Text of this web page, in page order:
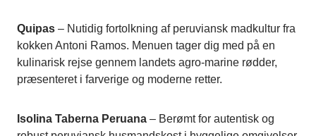
Quipas – Nutidig fortolkning af peruviansk madkultur fra
kokken Antoni Ramos. Menuen tager dig med på en
kulinarisk rejse gennem landets agro-marine rødder,
præsenteret i farverige og moderne retter.
Isolina Taberna Peruana – Berømt for autentisk og